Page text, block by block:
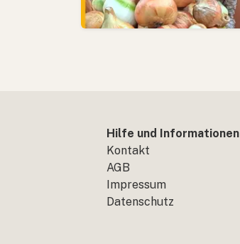
Hilfe und Informationen
Kontakt
AGB
Impressum
Datenschutz